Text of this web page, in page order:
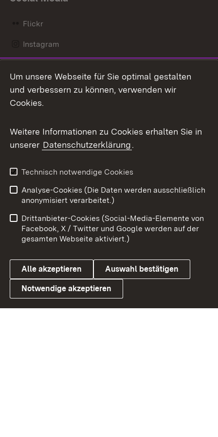
Flickr
Instagram
Mastodon
Messenger
Social Wall
X / Twitter
Youtube
Link zum Landesportal
Benutzungshinweise
Barrierefreiheit
Datenschutz
Cookies
Um unsere Webseite für Sie optimal gestalten
und verbessern zu können, verwenden wir
Cookies.
Weitere Informationen zu Cookies erhalten Sie in
unserer Datenschutzerklärung.
Technisch notwendige Cookies
Analyse-Cookies (Die Daten werden ausschließlich
anonymisiert verarbeitet.)
Drittanbieter-Cookies (Social-Media-Elemente von
Facebook, X / Twitter und Google werden auf der
gesamten Webseite aktiviert.)
Alle akzeptieren Auswahl bestätigen
Notwendige akzeptieren